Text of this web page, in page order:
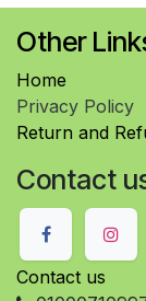
Other
Home
Privacy Policy
Return and
Contact
Contact us